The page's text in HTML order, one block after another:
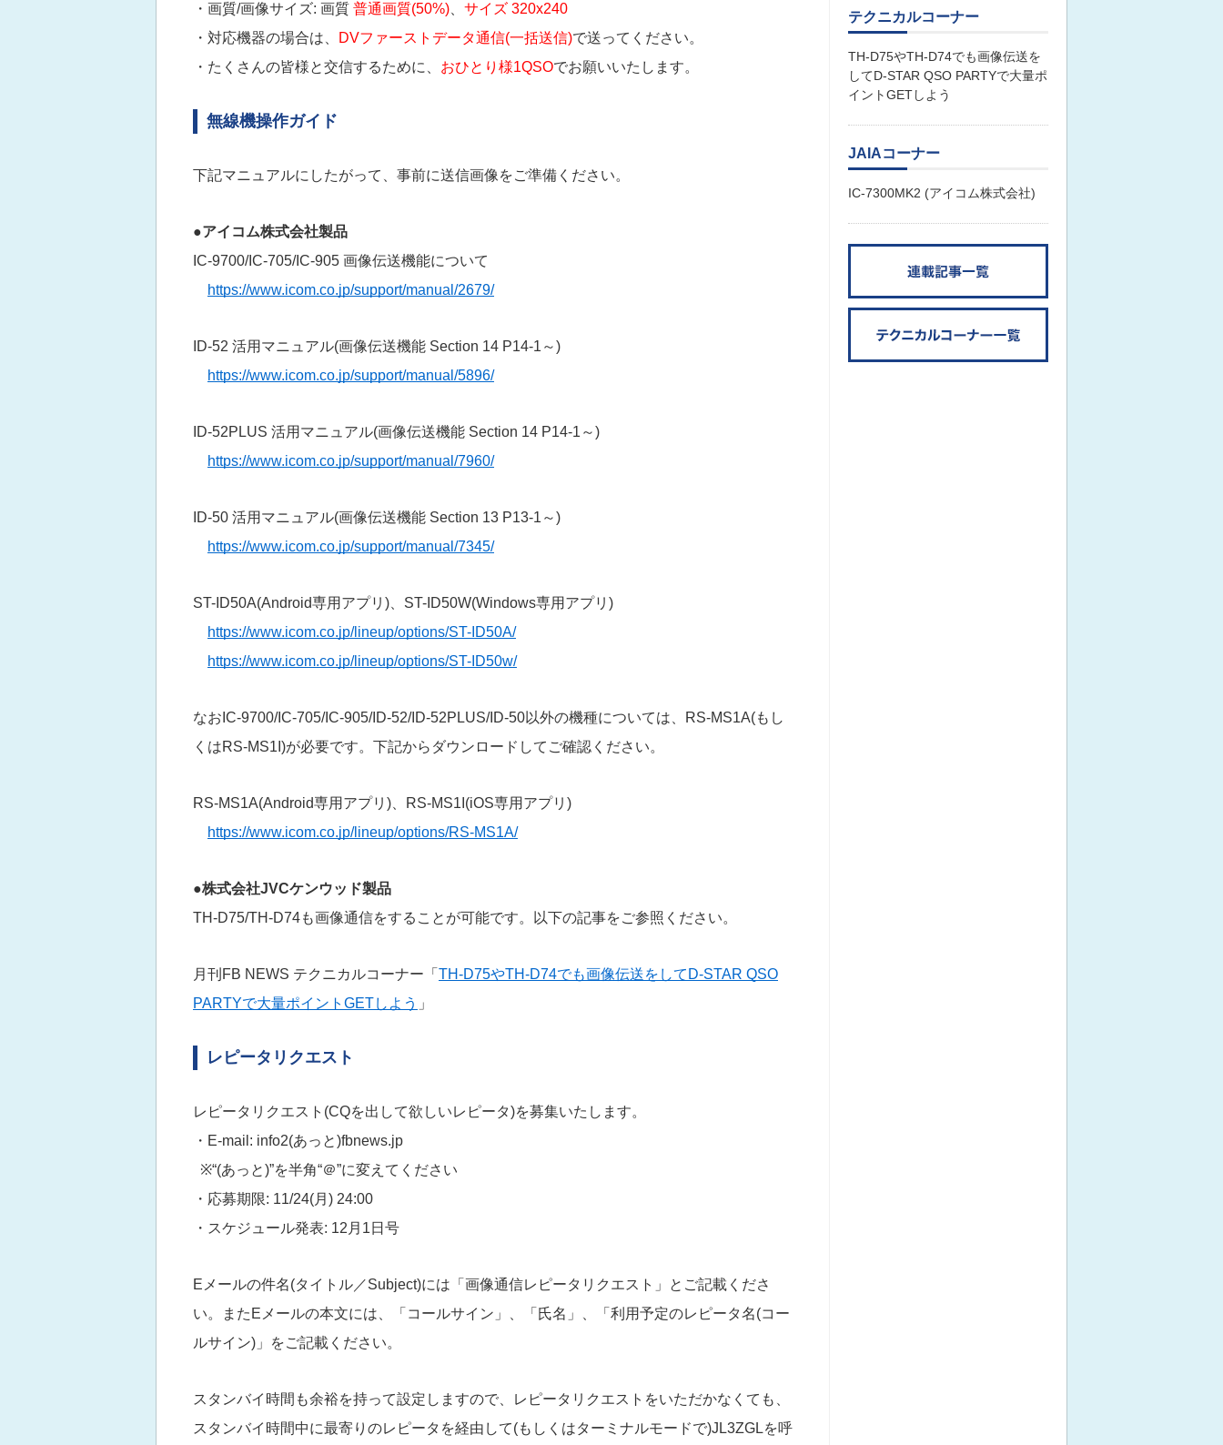
・画質/画像サイズ: 画質 普通画質(50%)、 サイズ 320x240
・対応機器の場合は、
DVファーストデータ通信(一括送信)で送ってください。
・たくさんの皆様と交信するために、 おひとり様1QSOでお願いいたします。
無線機操作ガイド
下記マニュアルにしたがって、事前に送信画像をご準備ください。
●アイコム株式会社製品
IC-9700/IC-705/IC-905 画像伝送機能について
https://www.icom.co.jp/support/manual/2679/
ID-52 活用マニュアル(画像伝送機能 Section 14 P14-1～)
https://www.icom.co.jp/support/manual/5896/
ID-52PLUS 活用マニュアル(画像伝送機能 Section 14 P14-1～)
https://www.icom.co.jp/support/manual/7960/
ID-50 活用マニュアル(画像伝送機能 Section 13 P13-1～)
https://www.icom.co.jp/support/manual/7345/
ST-ID50A(Android専用アプリ)、ST-ID50W(Windows専用アプリ)
https://www.icom.co.jp/lineup/options/ST-ID50A/
https://www.icom.co.jp/lineup/options/ST-ID50w/
なおIC-9700/IC-705/IC-905/ID-52/ID-52PLUS/ID-50以外の機種については、RS-MS1A(もし
くはRS-MS1I)が必要です。下記からダウンロードしてご確認ください。
RS-MS1A(Android専用アプリ)、RS-MS1I(iOS専用アプリ)
https://www.icom.co.jp/lineup/options/RS-MS1A/
●株式会社JVCケンウッド製品
TH-D75/TH-D74も画像通信をすることが可能です。以下の記事をご参照ください。
月刊FB NEWS テクニカルコーナー「 TH-D75やTH-D74でも画像伝送をしてD-STAR QSO
PARTYで大量ポイントGETしよう 」
レピータリクエスト
レピータリクエスト(CQを出して欲しいレピータ)を募集いたします。
・E-mail: info2(あっと)fbnews.jp
※“(あっと)”を半角“＠”に変えてください
・応募期限: 11/24(月) 24:00
・スケジュール発表: 12月1日号
Eメールの件名(タイトル／Subject)には「画像通信レピータリクエスト」とご記載くださ
い。またEメールの本文には、「コールサイン」、「氏名」、「利用予定のレピータ名(コー
ルサイン)」をご記載ください。
スタンバイ時間も余裕を持って設定しますので、レピータリクエストをいただかなくても、
スタンバイ時間中に最寄りのレピータを経由して(もしくはターミナルモードで)JL3ZGLを呼
テクニカルコーナー
TH-D75やTH-D74でも画像伝送を
してD-STAR QSO PARTYで大量ポ
イントGETしよう
JAIAコーナー
IC-7300MK2 (アイコム株式会社)